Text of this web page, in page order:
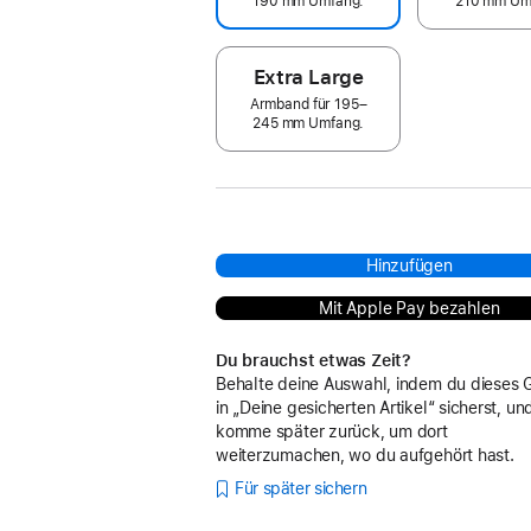
Extra Large
Armband für 195–
245 mm Umfang.
Hinzufügen
Mit Apple Pay bezahlen
Du brauchst etwas Zeit?
Behalte deine Auswahl, indem du dieses
in „Deine gesicherten Artikel“ sicherst,
komme später zurück, um dort
weiterzumachen, wo du aufgehört hast.
Für später sichern